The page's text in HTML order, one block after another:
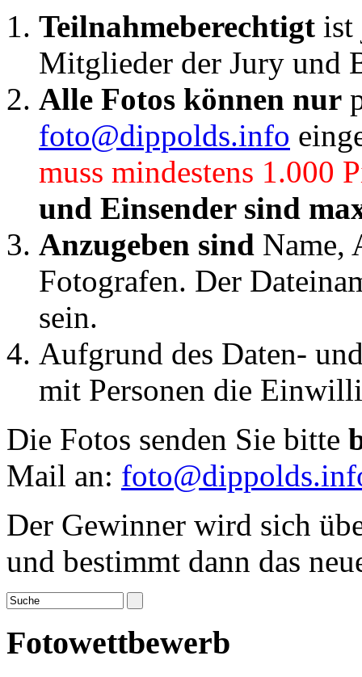
Teilnahmeberechtigt ist
Mitglieder der Jury und
Alle Fotos können nur
foto@dippolds.info
muss mindestens 1.000
und Einsender sind
Anzugeben sind Name,
Fotografen. Der
sein.
Aufgrund des Daten-
mit Personen die
Die Fotos senden Sie bitte
Mail an:
Der Gewinner wird sich
und bestimmt dann das
Fotowettbewerb